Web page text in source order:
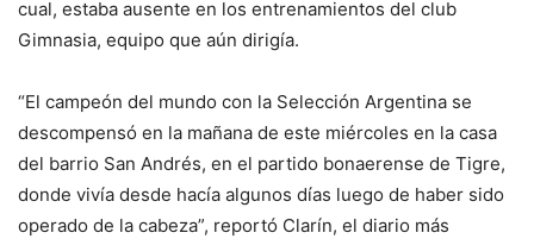
cual, estaba ausente en los entrenamientos del club
Gimnasia, equipo que aún dirigía.
“El campeón del mundo con la Selección Argentina​ se
descompensó en la mañana de este miércoles en la casa
del barrio San Andrés, en el partido bonaerense de Tigre,
donde vivía desde hacía algunos días luego de haber sido
operado de la cabeza”, reportó Clarín, el diario más